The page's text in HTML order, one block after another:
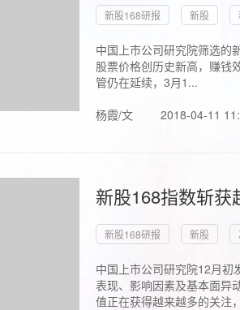
新股168研报 新股
中国上市公司研究院筛选的
股票价格创历史新高，赚钱
管仍在延续，3月1...
杨霞/文
2018-04-11
新股168指数斩
新股168研报 新股
中国上市公司研究院12月初
表现、影响因素及基本面异
值正在获得越来越多的关注